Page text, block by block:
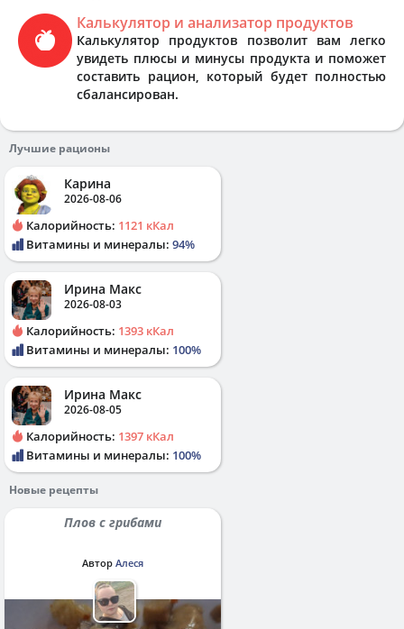
Калькулятор и анализатор продуктов
Калькулятор продуктов позволит вам легко
увидеть плюсы и минусы продукта и поможет
составить рацион, который будет полностью
сбалансирован.
Лучшие рационы
Карина
2026-08-06
Калорийность: 1121 кКал
Витамины и минералы: 94%
Ирина Макс
2026-08-03
Калорийность: 1393 кКал
Витамины и минералы: 100%
Ирина Макс
2026-08-05
Калорийность: 1397 кКал
Витамины и минералы: 100%
Новые рецепты
Плов с грибами
Автор Алеся